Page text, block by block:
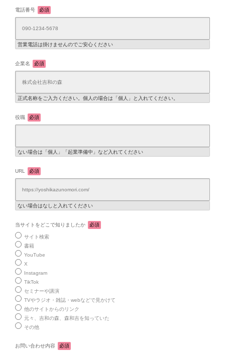
電話番号 必須
営業電話は掛けませんのでご安心ください
企業名 必須
正式名称をご入力ください。個人の場合は「個人」と入れてください。
役職 必須
ない場合は「個人」「起業準備中」など入れてください
URL 必須
ない場合はなしと入れてください
当サイトをどこで知りましたか 必須
サイト検索
書籍
YouTube
X
Instagram
TikTok
セミナーや講演
TVやラジオ・雑誌・webなどで見かけて
他のサイトからのリンク
元々、吉和の森、森和吉を知っていた
その他
お問い合わせ内容 必須